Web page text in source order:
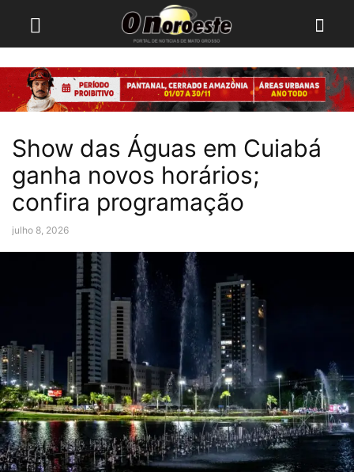
Show das Águas em Cuiabá
ganha novos horários;
confira programação
julho 8, 2026